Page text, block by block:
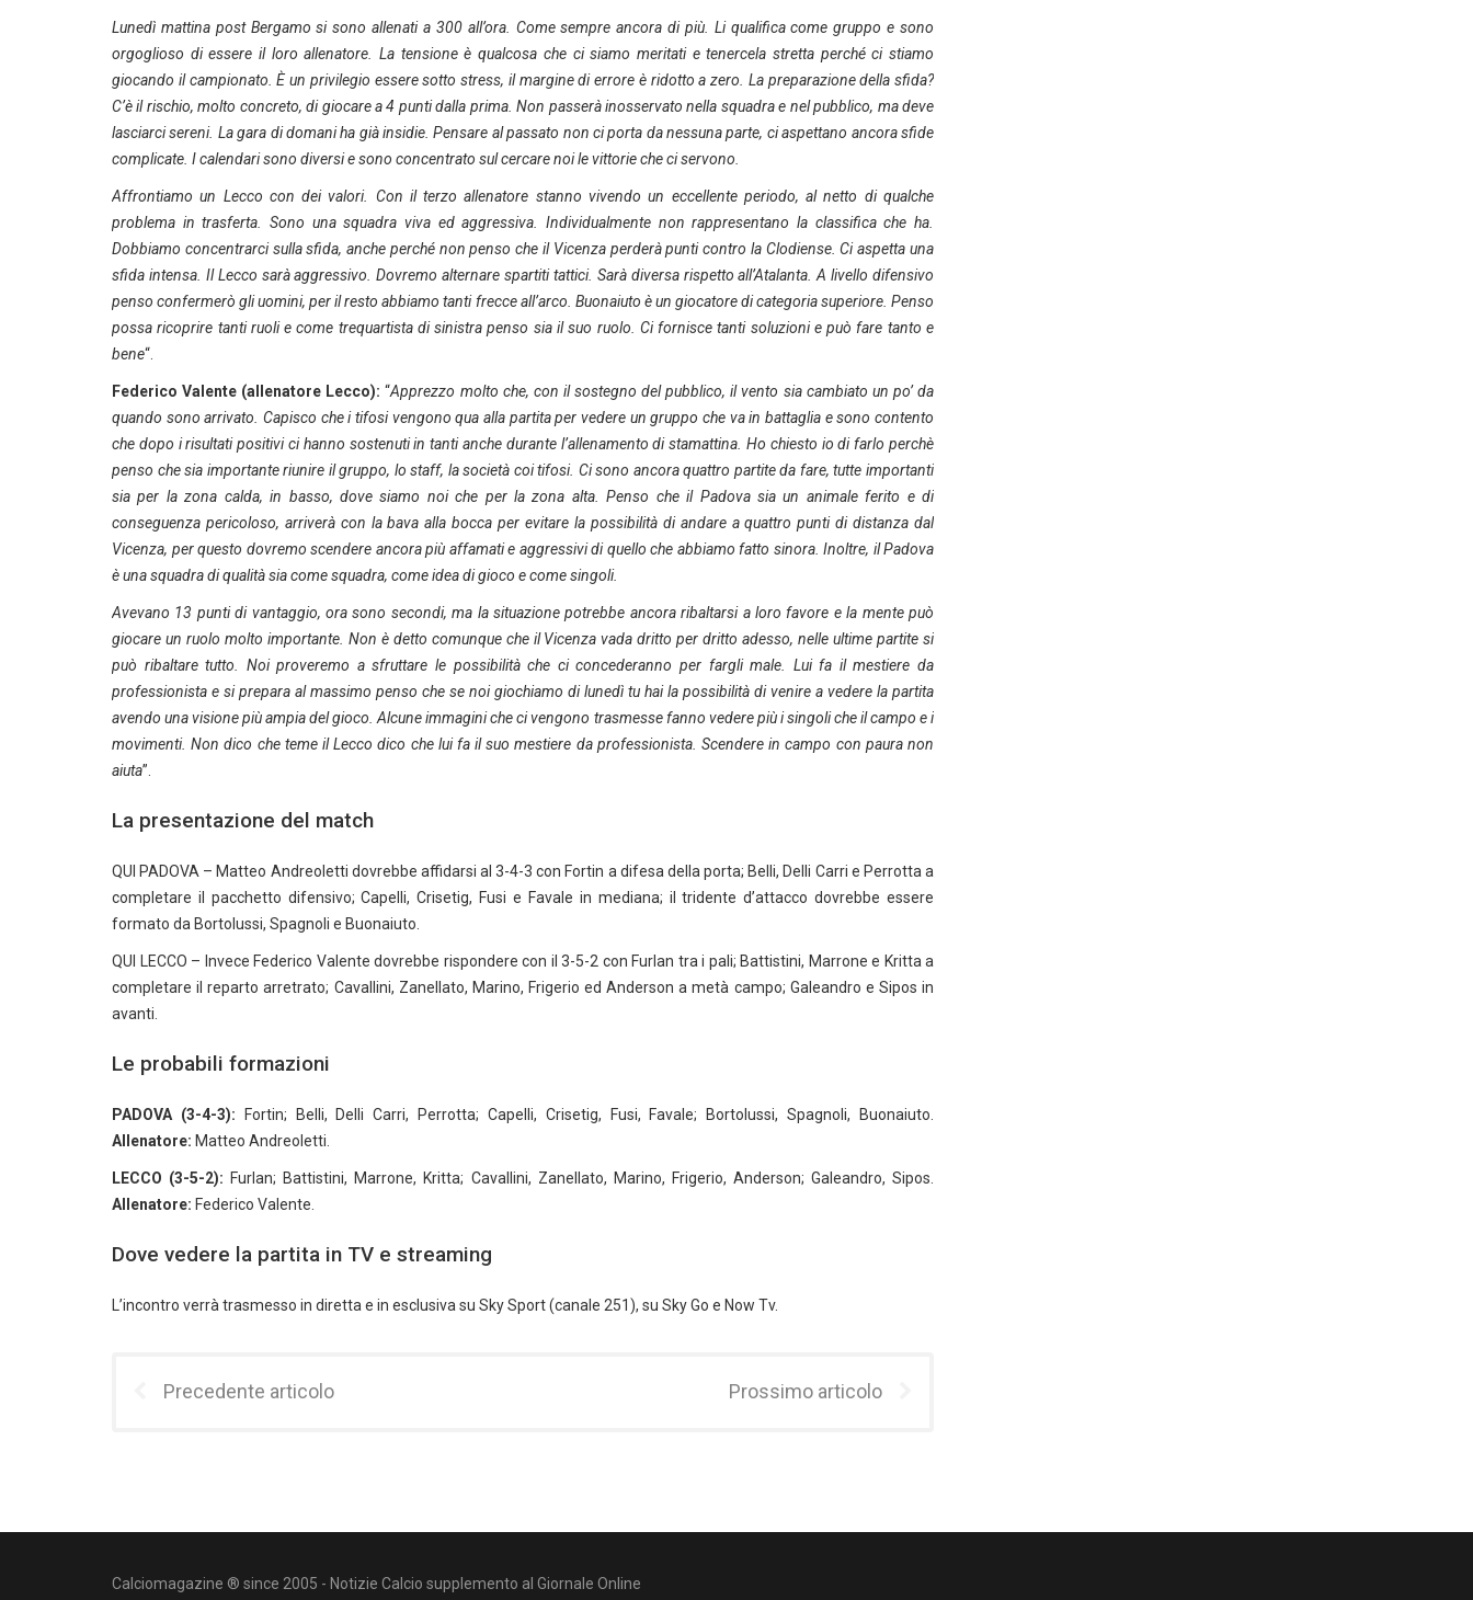
Lunedì mattina post Bergamo si sono allenati a 300 all’ora. Come sempre ancora di più. Li qualifica come gruppo e sono
orgoglioso di essere il loro allenatore. La tensione è qualcosa che ci siamo meritati e tenercela stretta perché ci stiamo
giocando il campionato. È un privilegio essere sotto stress, il margine di errore è ridotto a zero. La preparazione della sfida?
C’è il rischio, molto concreto, di giocare a 4 punti dalla prima. Non passerà inosservato nella squadra e nel pubblico, ma deve
lasciarci sereni. La gara di domani ha già insidie. Pensare al passato non ci porta da nessuna parte, ci aspettano ancora sfide
complicate. I calendari sono diversi e sono concentrato sul cercare noi le vittorie che ci servono.
Affrontiamo un Lecco con dei valori. Con il terzo allenatore stanno vivendo un eccellente periodo, al netto di qualche
problema in trasferta. Sono una squadra viva ed aggressiva. Individualmente non rappresentano la classifica che ha.
Dobbiamo concentrarci sulla sfida, anche perché non penso che il Vicenza perderà punti contro la Clodiense. Ci aspetta una
sfida intensa. Il Lecco sarà aggressivo. Dovremo alternare spartiti tattici. Sarà diversa rispetto all’Atalanta. A livello difensivo
penso confermerò gli uomini, per il resto abbiamo tanti frecce all’arco. Buonaiuto è un giocatore di categoria superiore. Penso
possa ricoprire tanti ruoli e come trequartista di sinistra penso sia il suo ruolo. Ci fornisce tanti soluzioni e può fare tanto e
bene“.
Federico Valente (allenatore Lecco):“Apprezzo molto che, con il sostegno del pubblico, il vento sia cambiato un po’ da
quando sono arrivato. Capisco che i tifosi vengono qua alla partita per vedere un gruppo che va in battaglia e sono contento
che dopo i risultati positivi ci hanno sostenuti in tanti anche durante l’allenamento di stamattina. Ho chiesto io di farlo perchè
penso che sia importante riunire il gruppo, lo staff, la società coi tifosi. Ci sono ancora quattro partite da fare, tutte importanti
sia per la zona calda, in basso, dove siamo noi che per la zona alta. Penso che il Padova sia un animale ferito e di
conseguenza pericoloso, arriverà con la bava alla bocca per evitare la possibilità di andare a quattro punti di distanza dal
Vicenza, per questo dovremo scendere ancora più affamati e aggressivi di quello che abbiamo fatto sinora. Inoltre, il Padova
è una squadra di qualità sia come squadra, come idea di gioco e come singoli.
Avevano 13 punti di vantaggio, ora sono secondi, ma la situazione potrebbe ancora ribaltarsi a loro favore e la mente può
giocare un ruolo molto importante. Non è detto comunque che il Vicenza vada dritto per dritto adesso, nelle ultime partite si
può ribaltare tutto. Noi proveremo a sfruttare le possibilità che ci concederanno per fargli male. Lui fa il mestiere da
professionista e si prepara al massimo penso che se noi giochiamo di lunedì tu hai la possibilità di venire a vedere la partita
avendo una visione più ampia del gioco. Alcune immagini che ci vengono trasmesse fanno vedere più i singoli che il campo e i
movimenti. Non dico che teme il Lecco dico che lui fa il suo mestiere da professionista. Scendere in campo con paura non
aiuta”.
La presentazione del match
QUI PADOVA – Matteo Andreoletti dovrebbe affidarsi al 3-4-3 con Fortin a difesa della porta; Belli, Delli Carri e Perrotta a
completare il pacchetto difensivo; Capelli, Crisetig, Fusi e Favale in mediana; il tridente d’attacco dovrebbe essere
formato da Bortolussi, Spagnoli e Buonaiuto.
QUI LECCO – Invece Federico Valente dovrebbe rispondere con il 3-5-2 con Furlan tra i pali; Battistini, Marrone e Kritta a
completare il reparto arretrato; Cavallini, Zanellato, Marino, Frigerio ed Anderson a metà campo; Galeandro e Sipos in
avanti.
Le probabili formazioni
PADOVA (3-4-3):
Fortin; Belli, Delli Carri, Perrotta; Capelli, Crisetig, Fusi, Favale; Bortolussi, Spagnoli, Buonaiuto.
Allenatore: Matteo Andreoletti.
LECCO (3-5-2): Furlan; Battistini, Marrone, Kritta; Cavallini, Zanellato, Marino, Frigerio, Anderson; Galeandro, Sipos.
Allenatore: Federico Valente.
Dove vedere la partita in TV e streaming
L’incontro verrà trasmesso in diretta e in esclusiva su Sky Sport (canale 251), su Sky Go e Now Tv.
Precedente articolo Prossimo articolo
Calciomagazine ® since 2005 - Notizie Calcio supplemento al Giornale Online